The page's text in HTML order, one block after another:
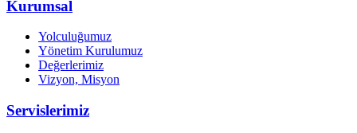
Kurumsal
Yolculuğumuz
Yönetim Kurulumuz
Değerlerimiz
Vizyon, Misyon
Servislerimiz